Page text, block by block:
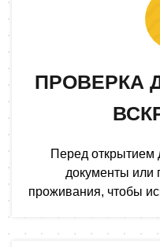
ПРОВЕРКА
Перед открытием
документы или
проживания, чтобы